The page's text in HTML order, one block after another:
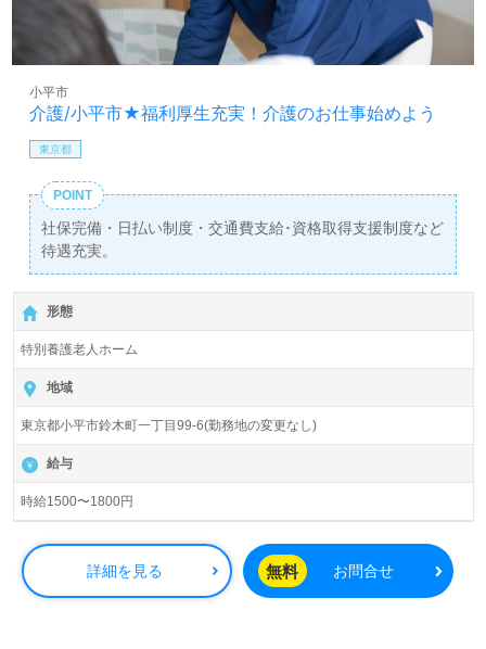
介護/小平市★福利厚生充実！介護のお仕事始めよう
小平市
東京都
POINT
社保完備・日払い制度・交通費支給･資格取得支援制度など
待遇充実。
形態
特別養護老人ホーム
地域
東京都小平市鈴木町一丁目99-6(勤務地の変更なし)
給与
時給1500〜1800円
詳細を見る 無料 お問合せ